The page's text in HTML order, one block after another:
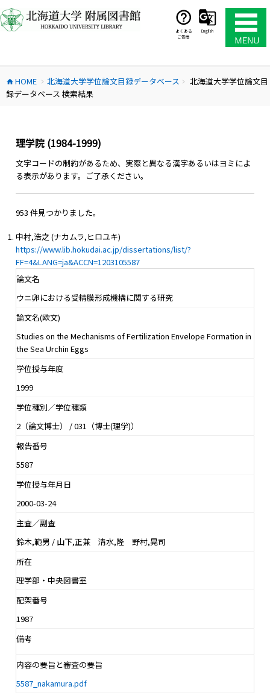
ン
テ
ス
キ
よくある
ご質問
English
home HOME chevron_right 北海道大学学位論文目録データベース chevron_right
北海道大学学位論文目
録データベース 検索結果
理学院 (1984-1999)
文字コードの制約があるため、実際と異なる漢字あるいはヨミによ
る表示があります。ご了承ください。
953 件見つかりました。
中村,浩之 (ナカムラ,ヒロユキ)
https://www.lib.hokudai.ac.jp/dissertations/list/?
FF=4&LANG=ja&ACCN=1203105587
論文名
ウニ卵における受精膜形成機構に関する研究
論文名(欧文)
Studies on the Mechanisms of Fertilization Envelope Formation in
the Sea Urchin Eggs
学位授与年度
1999
学位種別／学位種類
2（論文博士） / 031（博士(理学)）
報告番号
5587
学位授与年月日
2000-03-24
主査／副査
鈴木,範男 / 山下,正兼 清水,隆 野村,晃司
所在
理学部・中央図書室
配架番号
1987
備考
内容の要旨と審査の要旨
5587_nakamura.pdf